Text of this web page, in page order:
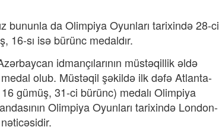
bununla da Olimpiya Oyunları tarixində 28-ci
16-sı isə bürünc medaldır.
idmançılarının müstəqillik əldə
olub. Müstəqil şəkildə ilk dəfə Atlanta-
gümüş, 31-ci bürünc) medalı Olimpiya
Olimpiya Oyunları tarixində London-